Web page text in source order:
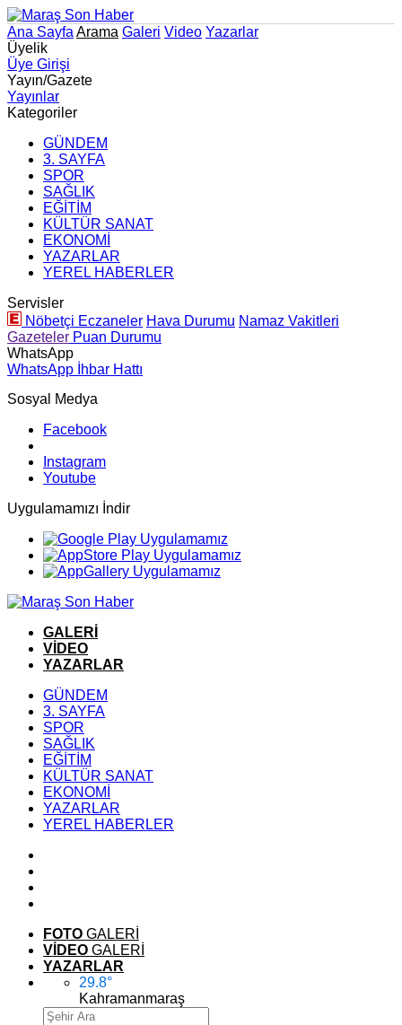
Ana Sayfa Arama Galeri Video Yazarlar
Üyelik
Üye Girişi
Yayın/Gazete
Yayınlar
Kategoriler
GÜNDEM
3. SAYFA
SPOR
SAĞLIK
EĞİTİM
KÜLTÜR SANAT
EKONOMİ
YAZARLAR
YEREL HABERLER
Servisler
Nöbetçi Eczaneler Hava Durumu Namaz Vakitleri
Gazeteler Puan Durumu
WhatsApp
WhatsApp İhbar Hattı
Sosyal Medya
Facebook
Instagram
Youtube
Uygulamamızı İndir
GALERİ
VİDEO
YAZARLAR
GÜNDEM
3. SAYFA
SPOR
SAĞLIK
EĞİTİM
KÜLTÜR SANAT
EKONOMİ
YAZARLAR
YEREL HABERLER
FOTO GALERİ
VİDEO GALERİ
YAZARLAR
29.8°
Kahramanmaraş